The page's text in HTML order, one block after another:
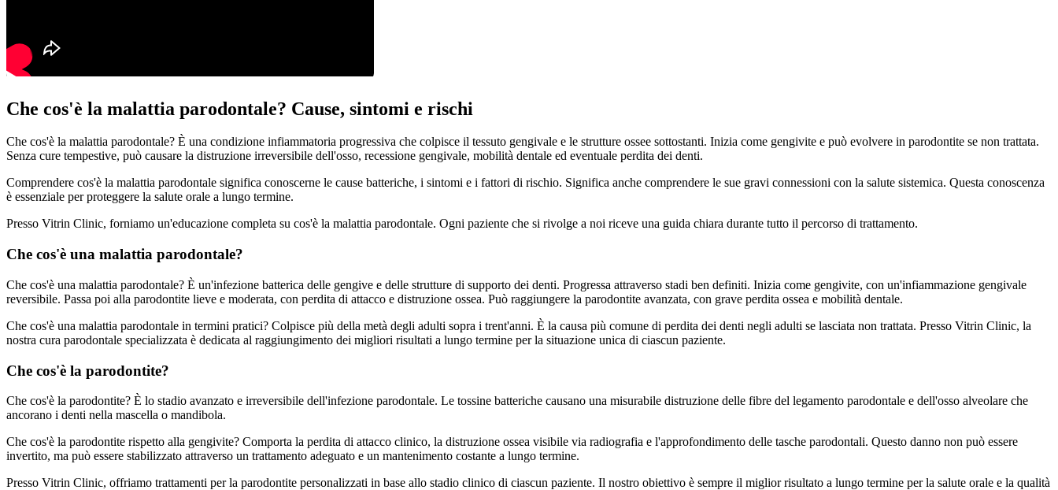
Che cos'è la malattia parodontale? Cause, sintomi e rischi
Che cos'è la malattia parodontale? È una condizione infiammatoria progressiva che colpisce il tessuto gengivale e le strutture ossee sottostanti. Inizia come gengivite e può evolvere in parodontite se non trattata.
Senza cure tempestive, può causare la distruzione irreversibile dell'osso, recessione gengivale, mobilità dentale ed eventuale perdita dei denti.
Comprendere cos'è la malattia parodontale significa conoscerne le cause batteriche, i sintomi e i fattori di rischio. Significa anche comprendere le sue gravi connessioni con la salute sistemica. Questa conoscenza
è essenziale per proteggere la salute orale a lungo termine.
Presso Vitrin Clinic, forniamo un'educazione completa su cos'è la malattia parodontale. Ogni paziente che si rivolge a noi riceve una guida chiara durante tutto il percorso di trattamento.
Che cos'è una malattia parodontale?
Che cos'è una malattia parodontale? È un'infezione batterica delle gengive e delle strutture di supporto dei denti. Progressa attraverso stadi ben definiti. Inizia come gengivite, con un'infiammazione gengivale
reversibile. Passa poi alla parodontite lieve e moderata, con perdita di attacco e distruzione ossea. Può raggiungere la parodontite avanzata, con grave perdita ossea e mobilità dentale.
Che cos'è una malattia parodontale in termini pratici? Colpisce più della metà degli adulti sopra i trent'anni. È la causa più comune di perdita dei denti negli adulti se lasciata non trattata. Presso Vitrin Clinic, la
nostra cura parodontale specializzata è dedicata al raggiungimento dei migliori risultati a lungo termine per la situazione unica di ciascun paziente.
Che cos'è la parodontite?
Che cos'è la parodontite? È lo stadio avanzato e irreversibile dell'infezione parodontale. Le tossine batteriche causano una misurabile distruzione delle fibre del legamento parodontale e dell'osso alveolare che
ancorano i denti nella mascella o mandibola.
Che cos'è la parodontite rispetto alla gengivite? Comporta la perdita di attacco clinico, la distruzione ossea visibile via radiografia e l'approfondimento delle tasche parodontali. Questo danno non può essere
invertito, ma può essere stabilizzato attraverso un trattamento adeguato e un mantenimento costante a lungo termine.
Presso Vitrin Clinic, offriamo trattamenti per la parodontite personalizzati in base allo stadio clinico di ciascun paziente. Il nostro obiettivo è sempre il miglior risultato a lungo termine per la salute orale e la qualità